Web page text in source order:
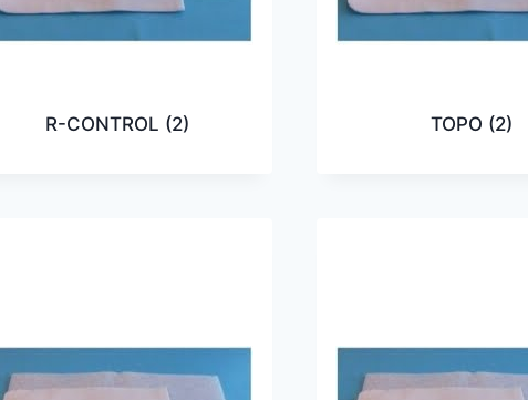
R-CONTROL (2) TOPO (2)